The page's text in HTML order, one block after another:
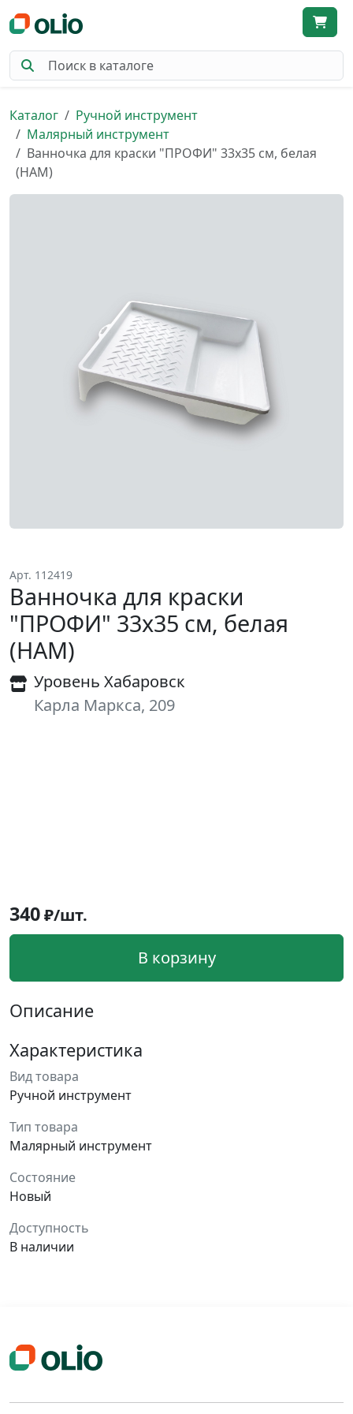
Каталог
Ручной инструмент
Малярный инструмент
Ванночка для краски "ПРОФИ" 33х35 см, белая
(НАМ)
Арт. 112419
Ванночка для краски
"ПРОФИ" 33х35 см, белая
(НАМ)
Уровень Хабаровск
Карла Маркса, 209
340₽/шт.
В корзину
Описание
Характеристика
Вид товара
Ручной инструмент
Тип товара
Малярный инструмент
Состояние
Новый
Доступность
В наличии